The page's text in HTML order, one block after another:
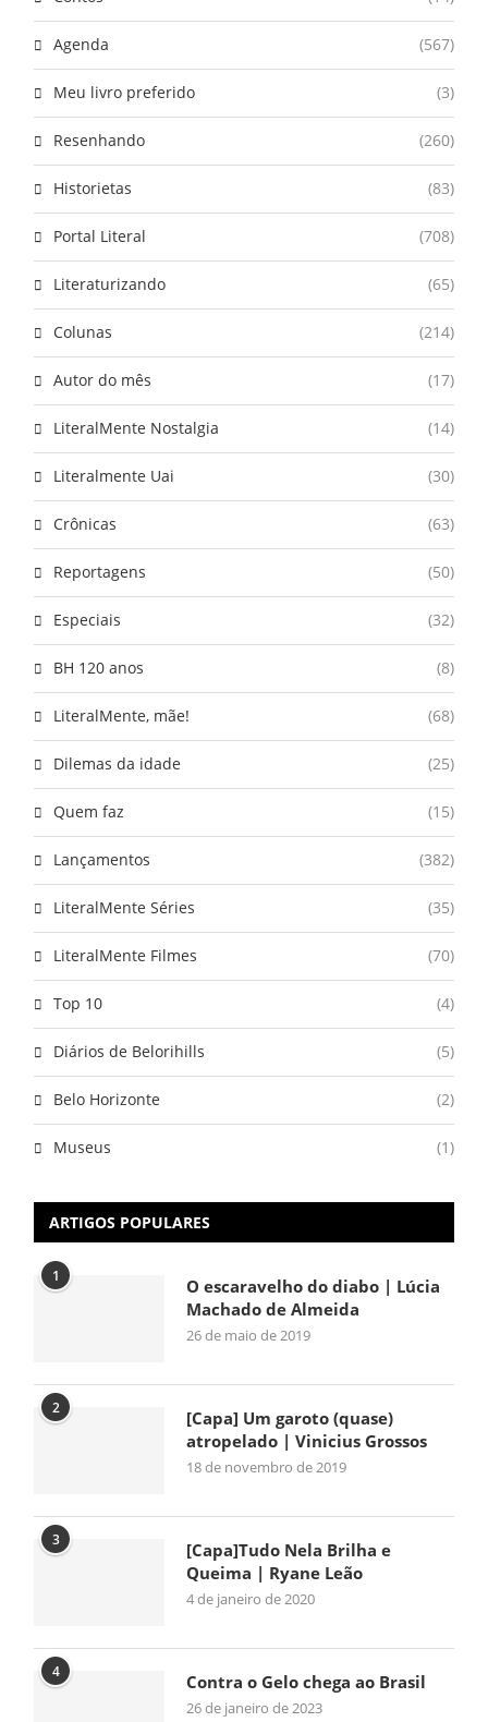
Agenda (567)
Meu livro preferido (3)
Resenhando (260)
Historietas (83)
Portal Literal (708)
Literaturizando (65)
Colunas (214)
Autor do mês (17)
LiteralMente Nostalgia (14)
Literalmente Uai (30)
Crônicas (63)
Reportagens (50)
Especiais (32)
BH 120 anos (8)
LiteralMente, mãe! (68)
Dilemas da idade (25)
Quem faz (15)
Lançamentos (382)
LiteralMente Séries (35)
LiteralMente Filmes (70)
Top 10 (4)
Diários de Belorihills (5)
Belo Horizonte (2)
Museus (1)
ARTIGOS POPULARES
1
O escaravelho do diabo | Lúcia
Machado de Almeida
26 de maio de 2019
2
[Capa] Um garoto (quase)
atropelado | Vinicius Grossos
18 de novembro de 2019
3
[Capa]Tudo Nela Brilha e
Queima | Ryane Leão
4 de janeiro de 2020
4 Contra o Gelo chega ao Brasil
26 de janeiro de 2023